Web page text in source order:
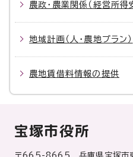
農政・農業関係（経営所得
地域計画（人・農地プラン）
農地賃借料情報の提供
宝塚市役所
〒665-8665 兵庫県宝塚市